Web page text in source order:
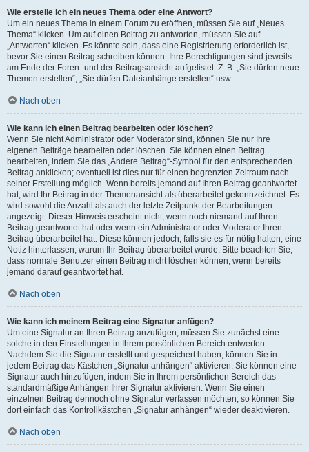
Wie erstelle ich ein neues Thema oder eine Antwort?
Um ein neues Thema in einem Forum zu eröffnen, müssen Sie auf „Neues
Thema“ klicken. Um auf einen Beitrag zu antworten, müssen Sie auf
„Antworten“ klicken. Es könnte sein, dass eine Registrierung erforderlich ist,
bevor Sie einen Beitrag schreiben können. Ihre Berechtigungen sind jeweils
am Ende der Foren- und der Beitragsansicht aufgelistet. Z. B. „Sie dürfen neue
Themen erstellen“, „Sie dürfen Dateianhänge erstellen“ usw.
Nach oben
Wie kann ich einen Beitrag bearbeiten oder löschen?
Wenn Sie nicht Administrator oder Moderator sind, können Sie nur Ihre
eigenen Beiträge bearbeiten oder löschen. Sie können einen Beitrag
bearbeiten, indem Sie das „Ändere Beitrag“-Symbol für den entsprechenden
Beitrag anklicken; eventuell ist dies nur für einen begrenzten Zeitraum nach
seiner Erstellung möglich. Wenn bereits jemand auf Ihren Beitrag geantwortet
hat, wird Ihr Beitrag in der Themenansicht als überarbeitet gekennzeichnet. Es
wird sowohl die Anzahl als auch der letzte Zeitpunkt der Bearbeitungen
angezeigt. Dieser Hinweis erscheint nicht, wenn noch niemand auf Ihren
Beitrag geantwortet hat oder wenn ein Administrator oder Moderator Ihren
Beitrag überarbeitet hat. Diese können jedoch, falls sie es für nötig halten, eine
Notiz hinterlassen, warum Ihr Beitrag überarbeitet wurde. Bitte beachten Sie,
dass normale Benutzer einen Beitrag nicht löschen können, wenn bereits
jemand darauf geantwortet hat.
Nach oben
Wie kann ich meinem Beitrag eine Signatur anfügen?
Um eine Signatur an Ihren Beitrag anzufügen, müssen Sie zunächst eine
solche in den Einstellungen in Ihrem persönlichen Bereich entwerfen.
Nachdem Sie die Signatur erstellt und gespeichert haben, können Sie in
jedem Beitrag das Kästchen „Signatur anhängen“ aktivieren. Sie können eine
Signatur auch hinzufügen, indem Sie in Ihrem persönlichen Bereich das
standardmäßige Anhängen Ihrer Signatur aktivieren. Wenn Sie einen
einzelnen Beitrag dennoch ohne Signatur verfassen möchten, so können Sie
dort einfach das Kontrollkästchen „Signatur anhängen“ wieder deaktivieren.
Nach oben